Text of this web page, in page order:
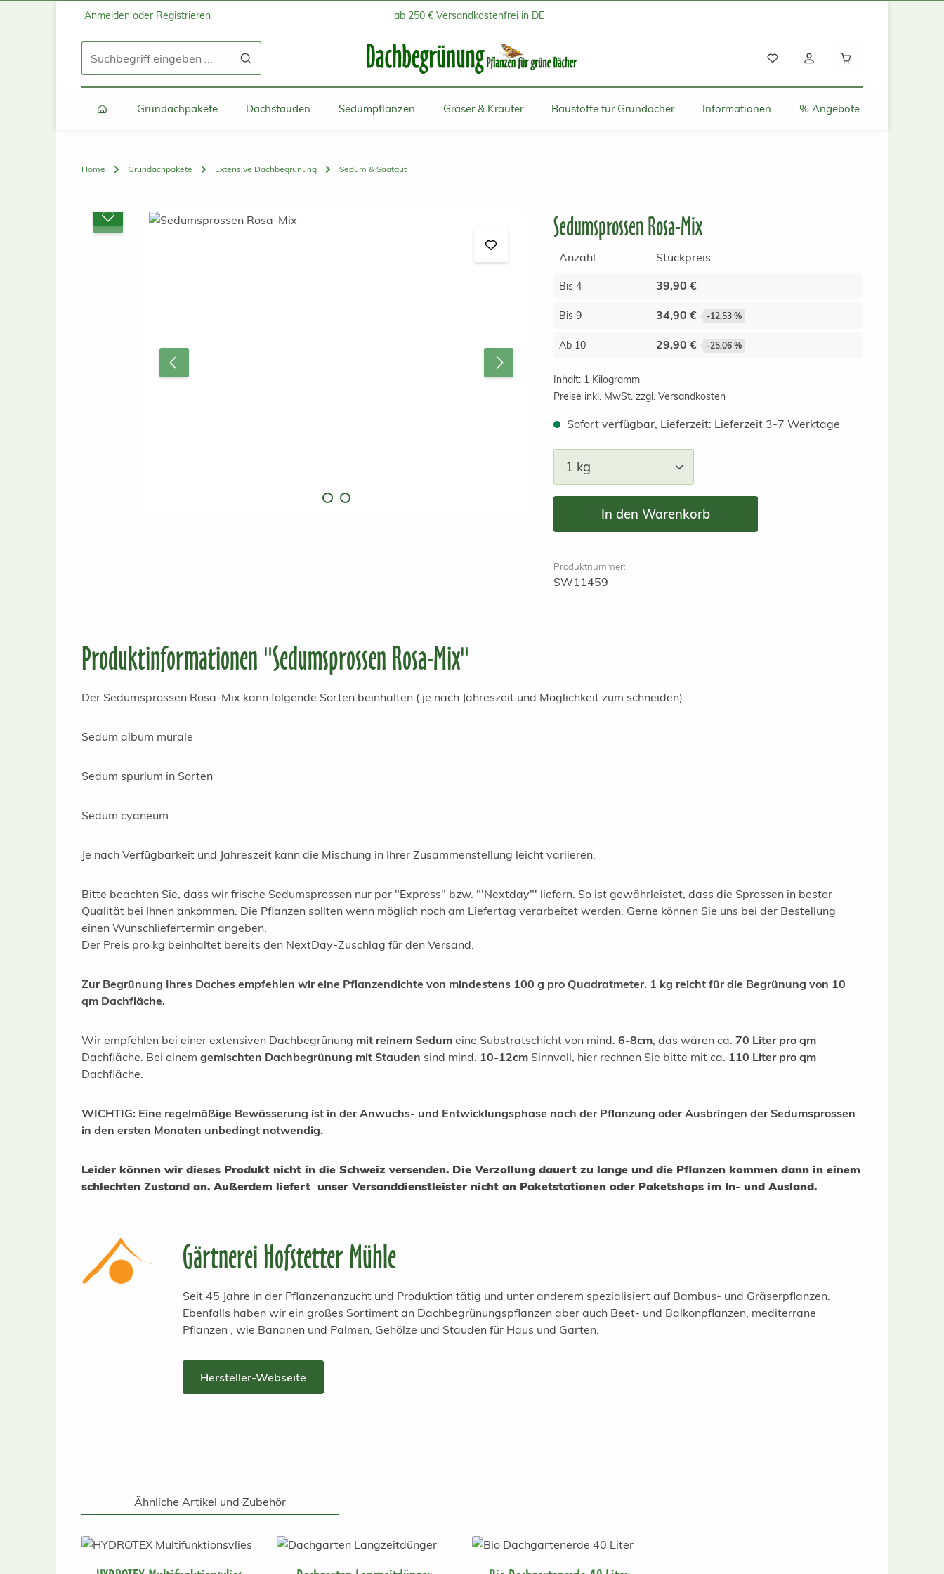
Zum Hauptinhalt springen
Zur Suche springen
Zur Hauptnavigation springen
Anmelden oder Registrieren ab 250 € Versandkostenfrei in DE
Gründachpakete Dachstauden Sedumpflanzen Gräser & Kräuter Baustoffe für Gründächer Informationen % Angebote
Home Gründachpakete Extensive Dachbegrünung Sedum & Saatgut
Bildergalerie überspringen Sedumsprossen Rosa-Mix
Anzahl Stückpreis
Bis 4 39,90 €
Bis 9 34,90 € -12,53 %
Ab 10 29,90 € -25,06 %
Inhalt: 1 Kilogramm
Preise inkl. MwSt. zzgl. Versandkosten
Sofort verfügbar, Lieferzeit: Lieferzeit 3-7 Werktage
Produkt Anzahl: Gib den gewünschten Wert ein
In den Warenkorb
Produktnummer:
SW11459
Produktinformationen "Sedumsprossen Rosa-Mix"
Der Sedumsprossen Rosa-Mix kann folgende Sorten beinhalten ( je nach Jahreszeit und Möglichkeit zum schneiden):
Sedum album murale
Sedum spurium in Sorten
Sedum cyaneum
Je nach Verfügbarkeit und Jahreszeit kann die Mischung in Ihrer Zusammenstellung leicht variieren.
Bitte beachten Sie, dass wir frische Sedumsprossen nur per "Express" bzw. "'Nextday"' liefern. So ist gewährleistet, dass die Sprossen in bester
Qualität bei Ihnen ankommen. Die Pflanzen sollten wenn möglich noch am Liefertag verarbeitet werden. Gerne können Sie uns bei der Bestellung
einen Wunschliefertermin angeben.
Der Preis pro kg beinhaltet bereits den NextDay-Zuschlag für den Versand.
Zur Begrünung Ihres Daches empfehlen wir eine Pflanzendichte von mindestens 100 g pro Quadratmeter. 1 kg reicht für die Begrünung von 10
qm Dachfläche.
Wir empfehlen bei einer extensiven Dachbegrünung mit reinem Sedum eine Substratschicht von mind. 6-8cm, das wären ca. 70 Liter pro qm
Dachfläche. Bei einem gemischten Dachbegrünung mit Stauden sind mind. 10-12cm Sinnvoll, hier rechnen Sie bitte mit ca. 110 Liter pro qm
Dachfläche.
WICHTIG: Eine regelmäßige Bewässerung ist in der Anwuchs- und Entwicklungsphase nach der Pflanzung oder Ausbringen der Sedumsprossen
in den ersten Monaten unbedingt notwendig.
Leider können wir dieses Produkt nicht in die Schweiz versenden. Die Verzollung dauert zu lange und die Pflanzen kommen dann in einem
schlechten Zustand an. Außerdem liefert unser Versanddienstleister nicht an Paketstationen oder Paketshops im In- und Ausland.
Gärtnerei Hofstetter Mühle
Seit 45 Jahre in der Pflanzenanzucht und Produktion tätig und unter anderem spezialisiert auf Bambus- und Gräserpflanzen.
Ebenfalls haben wir ein großes Sortiment an Dachbegrünungspflanzen aber auch Beet- und Balkonpflanzen, mediterrane
Pflanzen , wie Bananen und Palmen, Gehölze und Stauden für Haus und Garten.
Hersteller-Webseite
Ähnliche Artikel und Zubehör
Produktgalerie überspringen